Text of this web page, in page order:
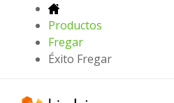
Productos
Fregar
Éxito Fregar